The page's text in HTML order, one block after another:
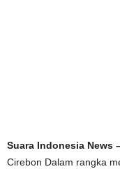
Suara Indonesia News
Cirebon Dalam rangka